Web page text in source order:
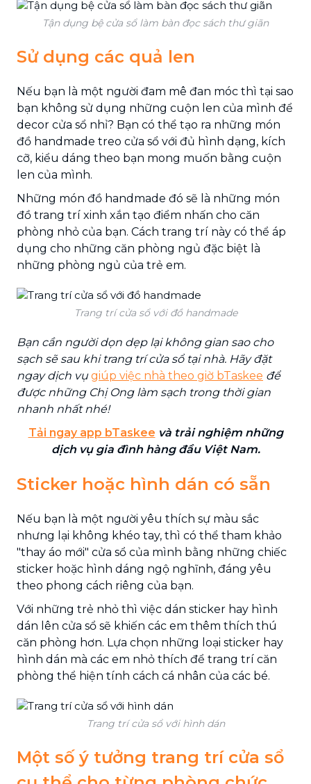
Tận dụng bệ cửa sổ làm bàn đọc sách thư giãn
Sử dụng các quả len
Nếu bạn là một người đam mê đan móc thì tại sao
bạn không sử dụng những cuộn len của mình để
decor cửa sổ nhỉ? Bạn có thể tạo ra những món
đồ handmade treo cửa sổ với đủ hình dạng, kích
cỡ, kiểu dáng theo bạn mong muốn bằng cuộn
len của mình.
Những món đồ handmade đó sẽ là những món
đồ trang trí xinh xắn tạo điểm nhấn cho căn
phòng nhỏ của bạn. Cách trang trí này có thể áp
dụng cho những căn phòng ngủ đặc biệt là
những phòng ngủ của trẻ em.
Trang trí cửa sổ với đồ handmade
Bạn cần người dọn dẹp lại không gian sao cho
sạch sẽ sau khi trang trí cửa sổ tại nhà. Hãy đặt
ngay dịch vụ giúp việc nhà theo giờ bTaskee để
được những Chị Ong làm sạch trong thời gian
nhanh nhất nhé!
Tải ngay app bTaskee và trải nghiệm những
dịch vụ gia đình hàng đầu Việt Nam.
Sticker hoặc hình dán có sẵn
Nếu bạn là một người yêu thích sự màu sắc
nhưng lại không khéo tay, thì có thể tham khảo
"thay áo mới" cửa sổ của mình bằng những chiếc
sticker hoặc hình dáng ngộ nghĩnh, đáng yêu
theo phong cách riêng của bạn.
Với những trẻ nhỏ thì việc dán sticker hay hình
dán lên cửa sổ sẽ khiến các em thêm thích thú
căn phòng hơn. Lựa chọn những loại sticker hay
hình dán mà các em nhỏ thích để trang trí căn
phòng thể hiện tính cách cá nhân của các bé.
Trang trí cửa sổ với hình dán
Một số ý tưởng trang trí cửa sổ